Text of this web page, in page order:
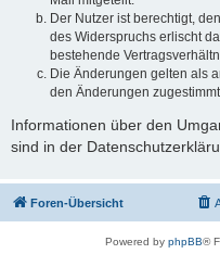
Der Nutzer ist berechtigt,
des Widerspruchs erlischt
bestehende
Die Änderungen gelten als
den Änderungen
Informationen über den
sind in der
Foren-Übersicht
Powered by phpBB®